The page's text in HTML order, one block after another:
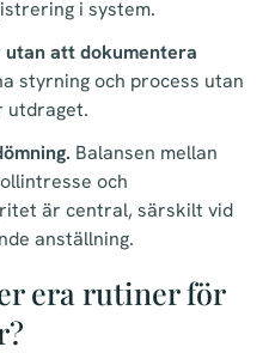
i system.
att dokumentera
styrning och process utan
utdraget.
Balansen mellan
och
är central, särskilt vid
anställning.
era rutiner för